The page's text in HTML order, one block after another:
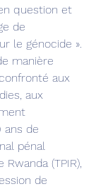
question et
de
le génocide ».
manière
aux
aux
ans de
pénal
(TPIR),
de